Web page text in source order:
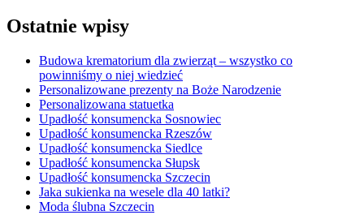
Ostatnie wpisy
Budowa krematorium dla zwierząt – wszystko co
powinniśmy o niej wiedzieć
Personalizowane prezenty na Boże Narodzenie
Personalizowana statuetka
Upadłość konsumencka Sosnowiec
Upadłość konsumencka Rzeszów
Upadłość konsumencka Siedlce
Upadłość konsumencka Słupsk
Upadłość konsumencka Szczecin
Jaka sukienka na wesele dla 40 latki?
Moda ślubna Szczecin